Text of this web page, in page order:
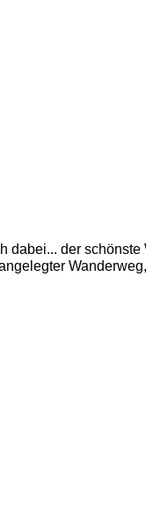
dabei... der